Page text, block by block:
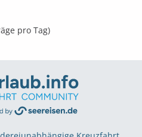
pro Tag)